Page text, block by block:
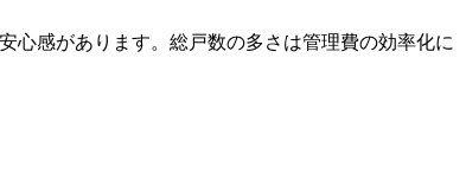
心感があります。総戸数の多さは管理費の効率化に